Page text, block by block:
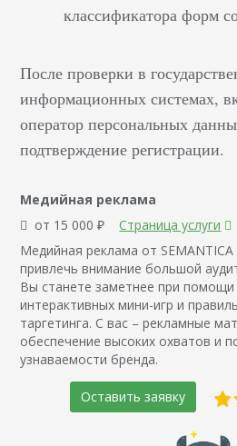
классификатора форм
После проверки в
информационных системах,
оператор персональных
подтверждение регистрации.
Медийная реклама
от 15 000 ₽
Страница услуги
Медийная реклама от
привлечь внимание большой
Вы станете заметнее при
интерактивных мини-игр и
таргетинга. С вас – рекламные
обеспечение высоких охватов и
узнаваемости бренда.
Оставить заявку